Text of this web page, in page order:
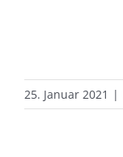
25. Januar 2021 |